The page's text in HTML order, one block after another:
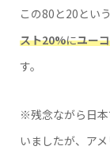
この80と20とい
スト20%にユー
す。
※残念ながら日
いましたが、ア